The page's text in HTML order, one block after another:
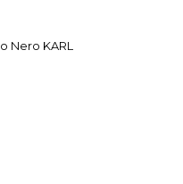
Nero KARL